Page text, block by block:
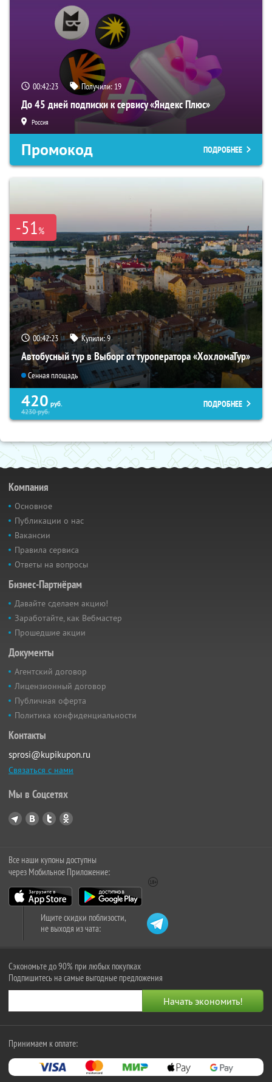
00:42:22 Получили: 19
До 45 дней подписки к сервису «Яндекс Плюс»
Россия
Промокод ПОДРОБНЕЕ
-51%
00:42:22 Купили:9
Автобусный тур в Выборг от туроператора «ХохломаТур»
Сенная площадь
420 руб.
4230руб.
ПОДРОБНЕЕ
Компания
Основное
Публикации о нас
Вакансии
Правила сервиса
Ответы на вопросы
Бизнес-Партнёрам
Давайте сделаем акцию!
Заработайте, как Вебмастер
Прошедшие акции
Документы
Агентский договор
Лицензионный договор
Публичная оферта
Политика конфиденциальности
Контакты
sprosi@kupikupon.ru
Связаться с нами
Мы в Соцсетях
Все наши купоны доступны
через Мобильное Приложение:
Ищите скидки поблизости,
не выходя из чата:
Сэкономьте до 90% при любых покупках
Подпишитесь на самые выгодные предложения
Принимаем к оплате: